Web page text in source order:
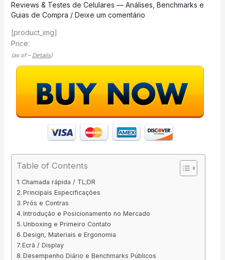
Reviews & Testes de Celulares — Análises, Benchmarks e
Guias de Compra / Deixe um comentário
[product_img]
Price:
(as of – Details)
Table of Contents
Chamada rápida / TL;DR
Principais Especificações
Prós e Contras
Introdução e Posicionamento no Mercado
Unboxing e Primeiro Contato
Design, Materiais e Ergonomia
Ecrã / Display
Desempenho Diário e Benchmarks Públicos